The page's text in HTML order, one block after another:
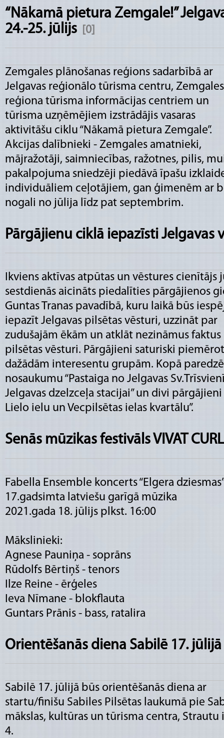
“Nākamā pietura Zemgale!”
24.-25. jūlijs
[0]
Zemgales plānošanas reģions sadarbībā ar
Jelgavas reģionālo tūrisma centru, Zemgales
reģiona tūrisma informācijas centriem un
tūrisma uzņēmējiem izstrādājis vasaras
aktivitāšu ciklu “Nākamā pietura Zemgale”.
Akcijas dalībnieki - Zemgales amatnieki,
mājražotāji, saimniecības, ražotnes, pilis,
pakalpojuma sniedzēji piedāvā īpašu
individuāliem ceļotājiem, gan ģimenēm ar
nogali no jūlija līdz pat septembrim.
Pārgājienu ciklā iepazīsti Jelgavas
Ikviens aktīvas atpūtas un vēstures cienītājs
sestdienās aicināts piedalīties pārgājienos
Guntas Tranas pavadībā, kuru laikā būs
iepazīt Jelgavas pilsētas vēsturi, uzzināt par
zudušajām ēkām un atklāt nezināmus faktus
pilsētas vēsturi. Pārgājieni saturiski
dažādām interesentu grupām. Kopā
nosaukumu “Pastaiga no Jelgavas
Jelgavas dzelzceļa stacijai” un divi pārgājieni
Lielo ielu un Vecpilsētas ielas kvartālu”.
Senās mūzikas festivāls VIVAT
Fabella Ensemble koncerts “Elgera
17.gadsimta latviešu garīgā mūzika
2021.gada 18. jūlijs plkst. 16:00
Mākslinieki:
Agnese Pauniņa - soprāns
Rūdolfs Bērtiņš - tenors
Ilze Reine - ērģeles
Ieva Nīmane - blokflauta
Guntars Prānis - bass, ratalira
Orientēšanās diena Sabilē 17. jūlijā
Sabilē 17. jūlijā būs orientēšanās diena ar
startu/finišu Sabiles Pilsētas laukumā pie
mākslas, kultūras un tūrisma centra, Strautu
4.